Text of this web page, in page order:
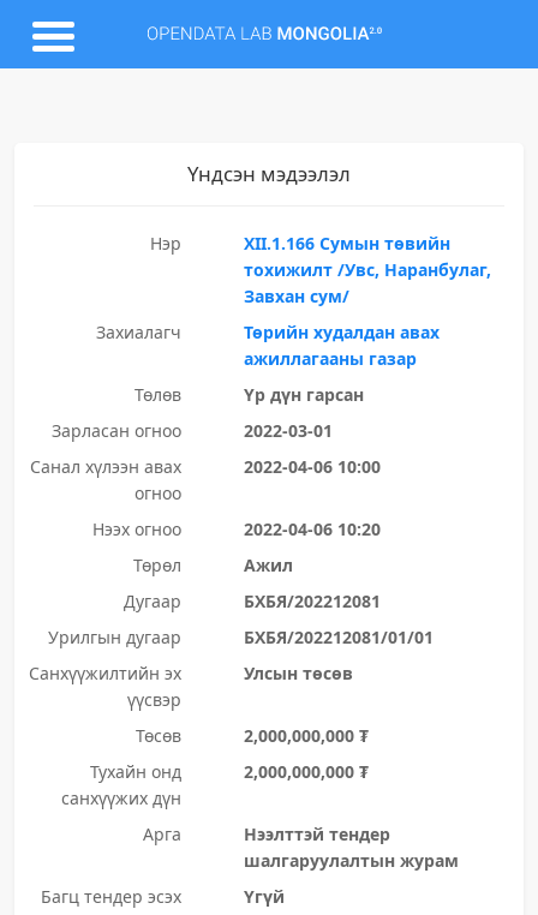
Үндсэн мэдээлэл
Нэр
XII.1.166 Сумын төвийн
тохижилт /Увс, Наранбулаг,
Завхан сум/
Захиалагч
Төрийн худалдан авах
ажиллагааны газар
Төлөв
Үр дүн гарсан
Зарласан огноо
2022-03-01
Санал хүлээн авах
огноо
2022-04-06 10:00
Нээх огноо
2022-04-06 10:20
Төрөл
Ажил
Дугаар
БХБЯ/202212081
Урилгын дугаар
БХБЯ/202212081/01/01
Санхүүжилтийн эх
үүсвэр
Улсын төсөв
Төсөв
2,000,000,000 ₮
Тухайн онд
санхүүжих дүн
2,000,000,000 ₮
Арга
Нээлттэй тендер
шалгаруулалтын журам
Багц тендер эсэх
Үгүй